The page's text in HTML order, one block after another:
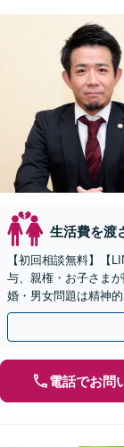
生活費を渡
【初回相談無料】【
与、親権・お子さま
婚・男女問題は精神
でも軽くなるよう、
電話でお問